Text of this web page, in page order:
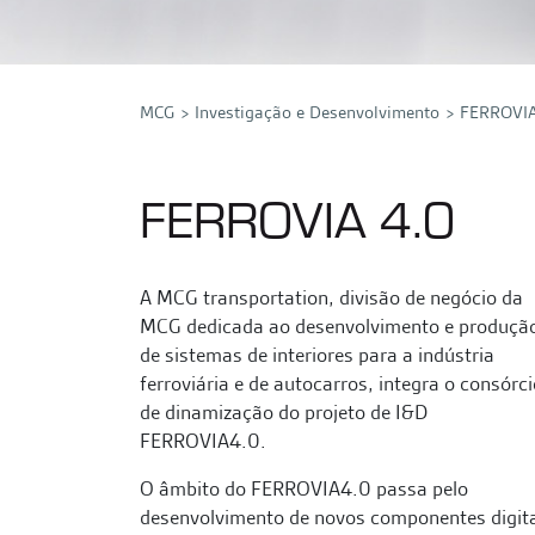
MCG Investigação e Desenvolvimento
FERROVIA 4.0
A MCG transportation, divisão de negócio da
MCG dedicada ao desenvolvimento e
de sistemas de interiores para a indústria
ferroviária e de autocarros, integra o
de dinamização do projeto de I&D
FERROVIA4.0.
O âmbito do FERROVIA4.0 passa pelo
desenvolvimento de novos componentes